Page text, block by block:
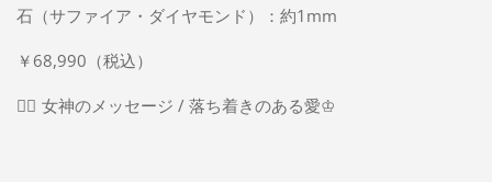
石（サファイア・ダイヤモンド）：約1mm
￥68,990（税込）
➸ฺ 女神のメッセージ / 落ち着きのある愛♔